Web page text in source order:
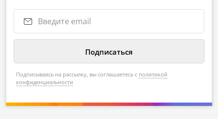
Подписываясь на рассылку, вы соглашаетесь с политикой
конфиденциальности